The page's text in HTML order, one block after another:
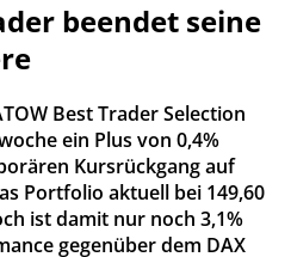
beendet seine
Best Trader Selection
ein Plus von 0,4%
Kursrückgang auf
Portfolio aktuell bei 149,60
ist damit nur noch 3,1%
gegenüber dem DAX